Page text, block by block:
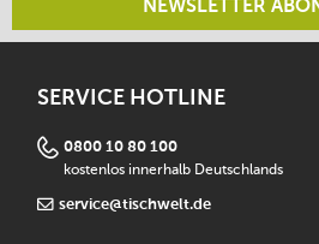
NEWSLETTER
SERVICE HOTLINE
0800 10 80 100
kostenlos innerhalb Deutschlands
service@tischwelt.de